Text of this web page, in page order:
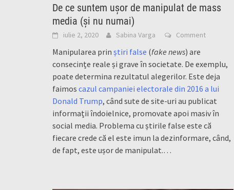
De ce suntem ușor de manipulat de mass
media (și nu numai)
iulie 2, 2020 Sabina Varga Comment
Manipularea prin știri false (fake news) are
consecințe reale și grave în societate. De exemplu,
poate determina rezultatul alegerilor. Este deja
faimos cazul campaniei electorale din 2016 a lui
Donald Trump, când sute de site-uri au publicat
informații îndoielnice, promovate apoi masiv în
social media. Problema cu știrile false este că
fiecare crede că el este imun la dezinformare, când,
de fapt, este ușor de manipulat.…